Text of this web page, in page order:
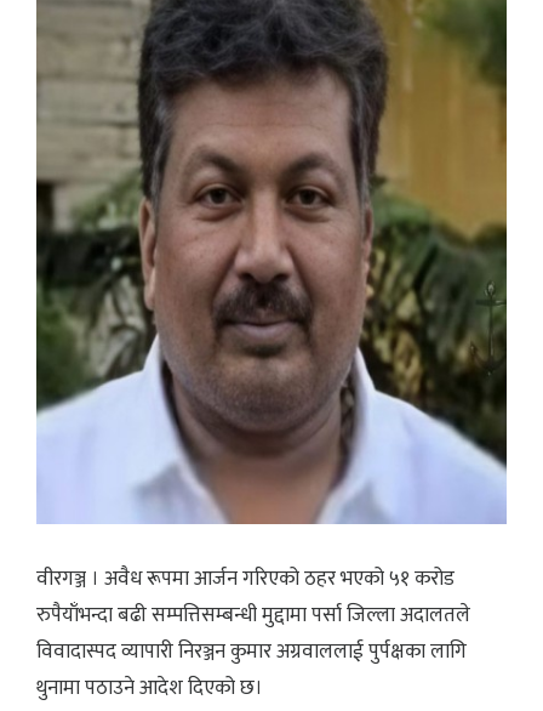
वीरगञ्ज । अवैध रूपमा आर्जन गरिएको ठहर भएको ५१ करोड
रुपैयाँभन्दा बढी सम्पत्तिसम्बन्धी मुद्दामा पर्सा जिल्ला अदालतले
विवादास्पद व्यापारी निरञ्जन कुमार अग्रवाललाई पुर्पक्षका लागि
थुनामा पठाउने आदेश दिएको छ।